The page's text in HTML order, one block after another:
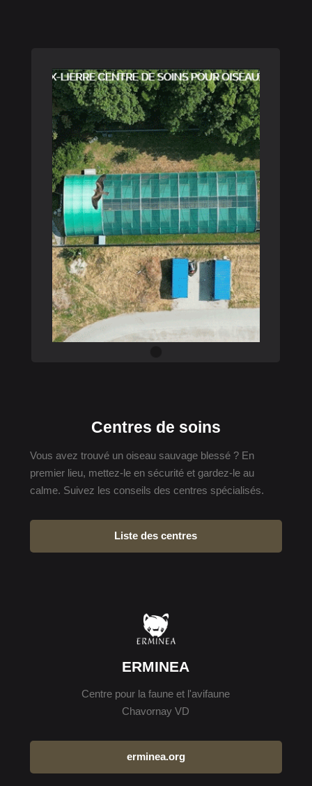
Centres de soins
Vous avez trouvé un oiseau sauvage blessé ? En
premier lieu, mettez-le en sécurité et gardez-le au
calme. Suivez les conseils des centres spécialisés.
Liste des centres
ERMINEA
Centre pour la faune et l'avifaune
Chavornay VD
erminea.org